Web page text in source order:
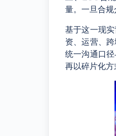
量。一旦合规
基于这一现
资、运营、
统一沟通口
再以碎片化方